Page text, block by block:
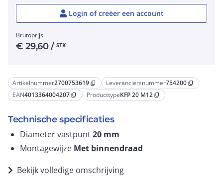
Artikelnummer2700753619 content_copy Leveranciersnummer754200 content_copy
EAN4013364004207 content_copy ProducttypeKFP 20 M12 content_copy
Technische specificaties
Diameter vastpunt20 mm
Montagewijze Met binnendraad
Bekijk volledige omschrijving
Login of creëer een account
Brutoprijs
€29,60/ STK